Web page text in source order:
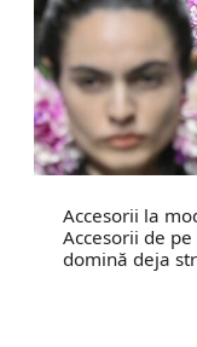
Accesorii la
Accesorii de
domină deja